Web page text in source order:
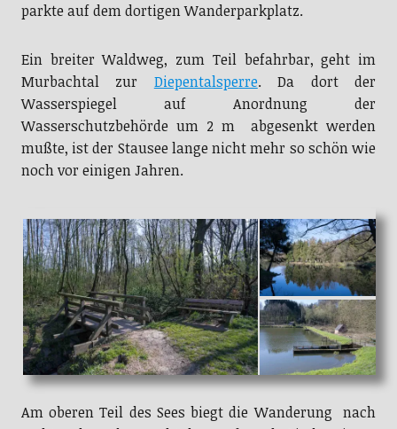
parkte auf dem dortigen Wanderparkplatz.
Ein breiter Waldweg, zum Teil befahrbar, geht im
Murbachtal zur Diepentalsperre. Da dort der
Wasserspiegel auf Anordnung der
Wasserschutzbehörde um 2 m abgesenkt werden
mußte, ist der Stausee lange nicht mehr so schön wie
noch vor einigen Jahren.
Am oberen Teil des Sees biegt die Wanderung nach